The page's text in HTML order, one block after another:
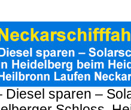
Diesel sparen –